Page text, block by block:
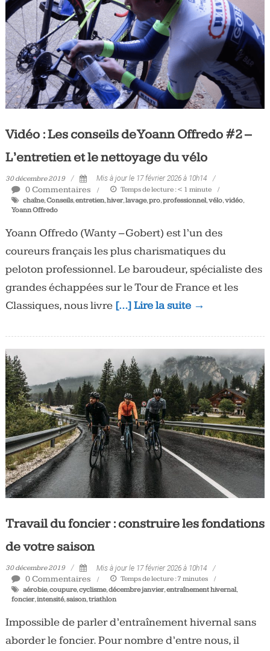
Tous
les
jours,
votre
actualité
vélo
et
triathlon
Vidéo : Les conseils de Yoann Offredo #2 –
L’entretien et le nettoyage du vélo
30 décembre 2019 Mis à jour le 17 février 2026 à 10h14
0 Commentaires Temps de lecture : < 1 minute
chaîne,Conseils,entretien,hiver,lavage,pro,professionnel,vélo,vidéo,
Yoann Offredo
Yoann Offredo (Wanty – Gobert) est l’un des
coureurs français les plus charismatiques du
peloton professionnel. Le baroudeur, spécialiste des
grandes échappées sur le Tour de France et les
Classiques, nous livre […] Lire la suite →
Travail du foncier : construire les fondations
de votre saison
30 décembre 2019 Mis à jour le 17 février 2026 à 10h14
0 Commentaires Temps de lecture : 7 minutes
aérobie,coupure,cyclisme,décembre janvier,entraînement hivernal,
foncier,intensité,saison,triathlon
Impossible de parler d’entraînement hivernal sans
aborder le foncier. Pour nombre d’entre nous, il